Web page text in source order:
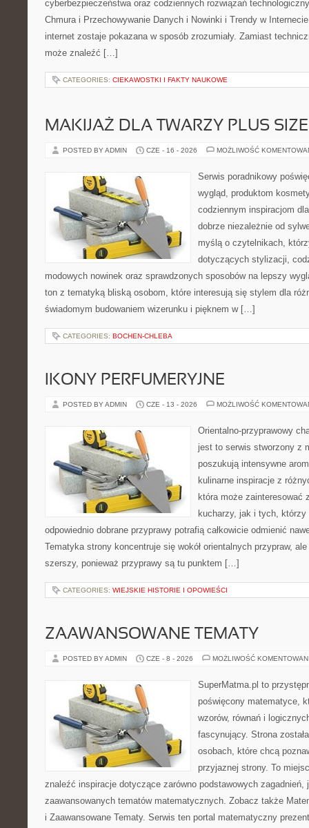
cyberbezpieczeństwa oraz codziennych rozwiązań
Chmura i Przechowywanie Danych i Nowinki i Trendy w
internet zostaje pokazana w sposób zrozumiały. Zamiast
może znaleźć […]
CATEGORIES: CIEKAWOSTKI I FAKTY NAUKOWE
MAKIJAŻ DLA TWARZY PLUS SIZE
POSTED BY ADMIN CZE - 16 - 2026 MOŻLIWOŚĆ
Serwis poradnikowy
wygląd, produktom
codziennym inspiracjom
dobrze niezależnie od
myślą o czytelnikach,
dotyczących stylizacji,
modowych nowinek oraz sprawdzonych sposobów na lepszy
ton z tematyką bliską osobom, które interesują się stylem dla
świadomym budowaniem wizerunku i pięknem w […]
CATEGORIES: BOCHEN-CHLEBA
IKONY PERFUMERYJNE
POSTED BY ADMIN CZE - 13 - 2026 MOŻLIWOŚĆ
Orientalno-przyprawowy
jest to serwis stworzony z
poszukują intensywne
kulinarne inspiracje z
która może zainteresować
kucharzy, jak i tych, którzy
odpowiednio dobrane przyprawy potrafią całkowicie odmienić
Tematyka strony koncentruje się wokół orientalnych przypraw,
szerszy, ponieważ przyprawy są tu punktem […]
CATEGORIES: WIEJSKIE HISTORIE I OPOWIEŚCI
ZAAWANSOWANE TEMATY
POSTED BY ADMIN CZE - 8 - 2026 MOŻLIWOŚĆ
SuperMatma.pl to
poświęcony matematyce,
wzorów, równań i
fascynujący. Strona
osobach, które chcą
przyjaznej strony. To
znaleźć inspiracje dotyczące zarówno podstawowych zagadnień,
zaawansowanych tematów matematycznych. Zobacz także
i Zaawansowane Tematy. Serwis ten portal matematyczny